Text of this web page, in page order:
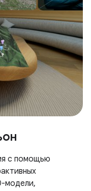
с помощью
модели,